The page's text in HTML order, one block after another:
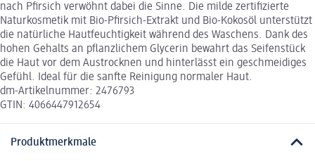
nach Pfirsich verwöhnt dabei die Sinne. Die milde zertifizierte
Naturkosmetik mit Bio-Pfirsich-Extrakt und Bio-Kokosöl unterstützt
die natürliche Hautfeuchtigkeit während des Waschens. Dank des
hohen Gehalts an pflanzlichem Glycerin bewahrt das Seifenstück
die Haut vor dem Austrocknen und hinterlässt ein geschmeidiges
Gefühl. Ideal für die sanfte Reinigung normaler Haut.
dm-Artikelnummer: 2476793
GTIN: 4066447912654
Produktmerkmale